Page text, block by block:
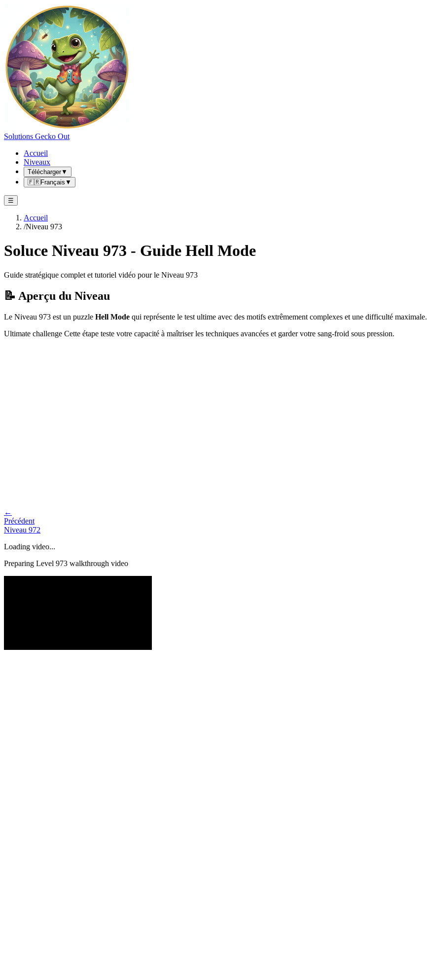
Solutions Gecko Out
Accueil
Niveaux
Télécharger▼
🇫🇷Français ▼
☰
Accueil
/Niveau 973
Soluce Niveau 973 - Guide Hell Mode
Guide stratégique complet et tutoriel vidéo pour le Niveau 973
📝 Aperçu du Niveau
Le Niveau 973 est un puzzle Hell Mode qui représente le test ultime avec des motifs extrêmement complexes et une difficulté maximale.
Ultimate challenge Cette étape teste votre capacité à maîtriser les techniques avancées et garder votre sang-froid sous pression.
←
Précédent
Niveau 972
Loading video...
Preparing Level 973 walkthrough video